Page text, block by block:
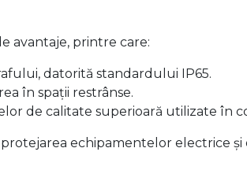
avantaje, printre care:
datorită standardului IP65.
în spații restrânse.
de calitate superioară utilizate în
echipamentelor electrice